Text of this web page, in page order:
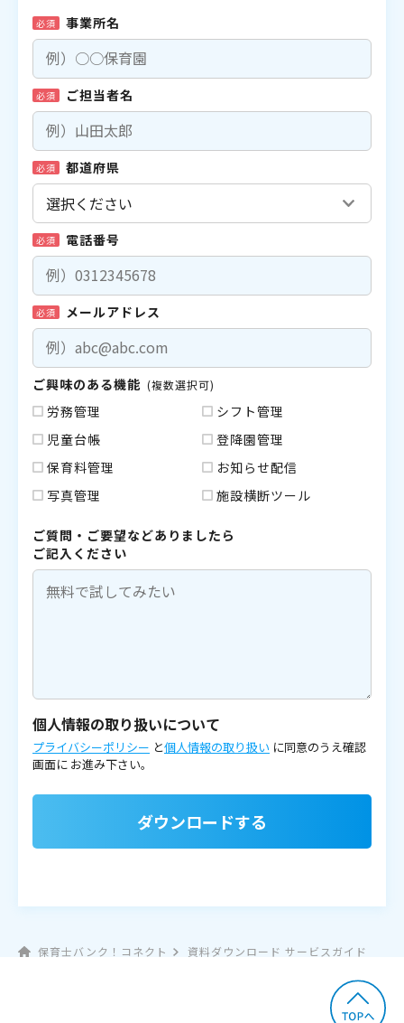
必須 事業所名
必須 ご担当者名
必須 都道府県
必須 電話番号
必須 メールアドレス
ご興味のある機能 (複数選択可)
労務管理
シフト管理
児童台帳
登降園管理
保育料管理
お知らせ配信
写真管理
施設横断ツール
ご質問・ご要望などありましたら
ご記入ください
個人情報の取り扱いについて
プライバシーポリシー と個人情報の取り扱い に同意のうえ確認
画面に お進み下さい。
ダウンロードする
保育士バンク！コネクト 資料ダウンロード サービスガイド